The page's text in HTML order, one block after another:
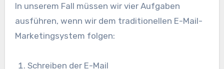
In unserem Fall müssen wir vier Aufgaben
ausführen, wenn wir dem traditionellen E-Mail-
Marketingsystem folgen:
Schreiben der E-Mail